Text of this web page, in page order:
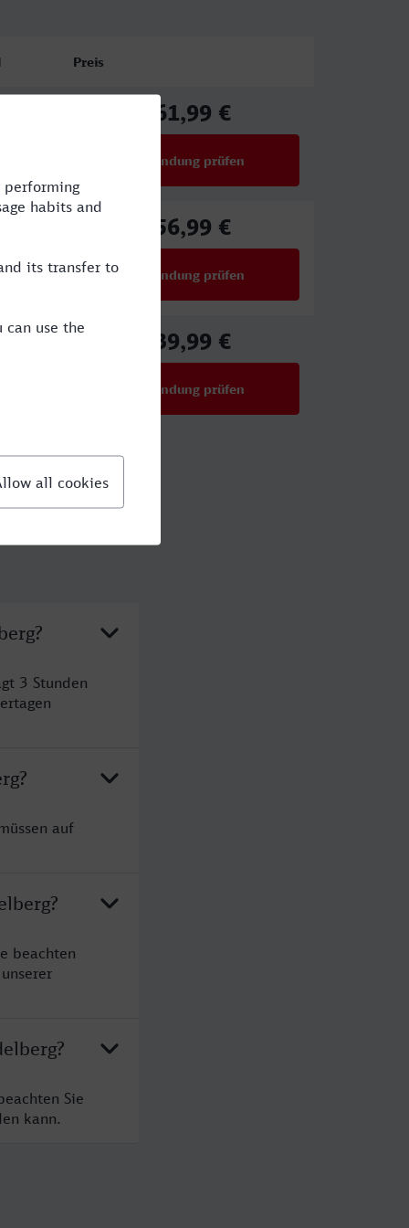
Preis
61,99 €
Verbindung prüfen
56,99 €
Verbindung prüfen
39,99 €
Verbindung prüfen
3 Stunden
auf
beachten
Sie
kann.